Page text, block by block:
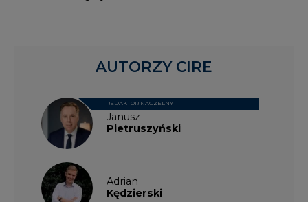
Janusz
Pietruszyński
REDAKTOR NACZELNY
Adrian
Kędzierski
AUTORZY CIRE